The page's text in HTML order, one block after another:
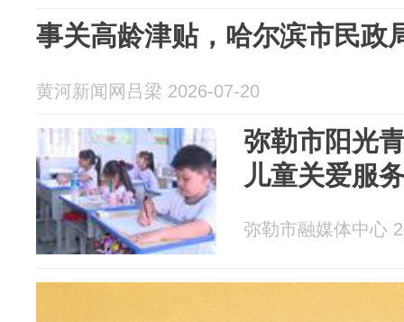
事关高龄津贴，哈尔滨市民政
黄河新闻网吕梁 2026-07-20
弥勒市阳光
儿童关爱服
弥勒市融媒体中心